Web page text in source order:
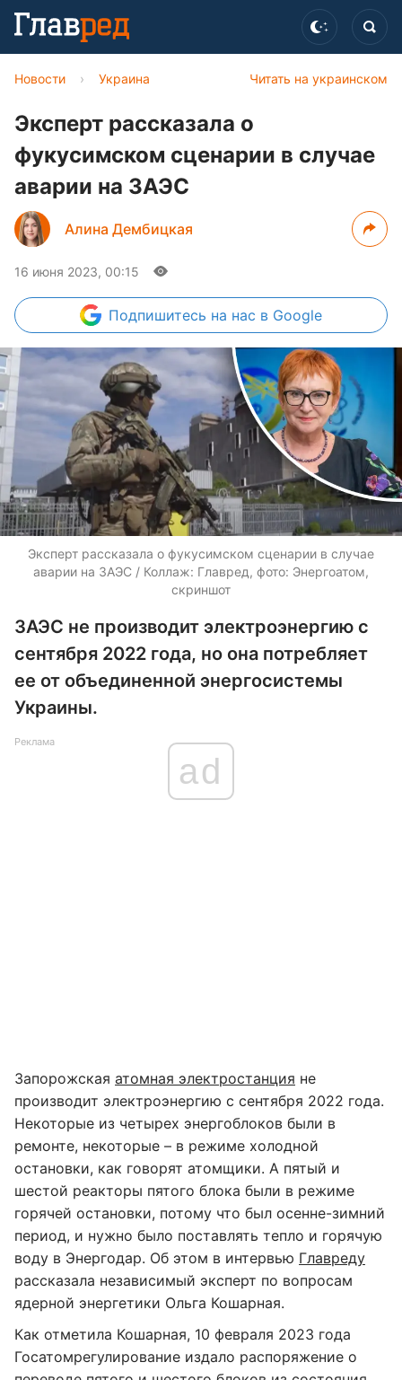
Читать на украинском
Новости › Украина
Эксперт рассказала о
фукусимском сценарии в случае
аварии на ЗАЭС
Алина Дембицкая
16 июня 2023, 00:15
Подпишитесь на нас в Google
Эксперт рассказала о фукусимском сценарии в случае
аварии на ЗАЭС / Коллаж: Главред, фото: Энергоатом,
скриншот
ЗАЭС не производит электроэнергию с
сентября 2022 года, но она потребляет
ее от объединенной энергосистемы
Украины.
Реклама
ad
Запорожская атомная электростанция не
производит электроэнергию с сентября 2022 года.
Некоторые из четырех энергоблоков были в
ремонте, некоторые – в режиме холодной
остановки, как говорят атомщики. А пятый и
шестой реакторы пятого блока были в режиме
горячей остановки, потому что был осенне-зимний
период, и нужно было поставлять тепло и горячую
воду в Энергодар. Об этом в интервью Главреду
рассказала независимый эксперт по вопросам
ядерной энергетики Ольга Кошарная.
Как отметила Кошарная, 10 февраля 2023 года
Госатомрегулирование издало распоряжение о